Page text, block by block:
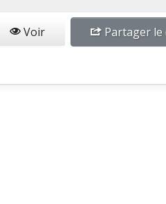
Voir Partager